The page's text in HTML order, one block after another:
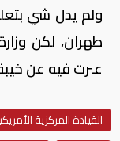
ولم يدل شي
طهران، لكن
عبرت فيه عن
القيادة المركزية